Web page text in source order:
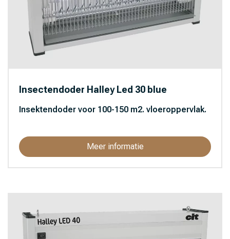
Insectendoder Halley Led 30 blue
Insektendoder voor 100-150 m2. vloeroppervlak.
Meer informatie